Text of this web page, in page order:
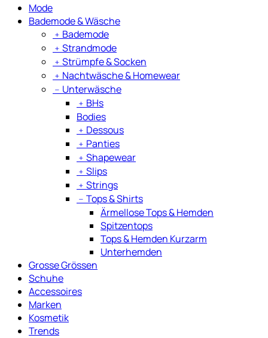
Mode
Bademode & Wäsche
﹢ Bademode
﹢ Strandmode
﹢ Strümpfe & Socken
﹢ Nachtwäsche & Homewear
﹣ Unterwäsche
﹢ BHs
Bodies
﹢ Dessous
﹢ Panties
﹢ Shapewear
﹢ Slips
﹢ Strings
﹣ Tops & Shirts
Ärmellose Tops & Hemden
Spitzentops
Tops & Hemden Kurzarm
Unterhemden
Grosse Grössen
Schuhe
Accessoires
Marken
Kosmetik
Trends